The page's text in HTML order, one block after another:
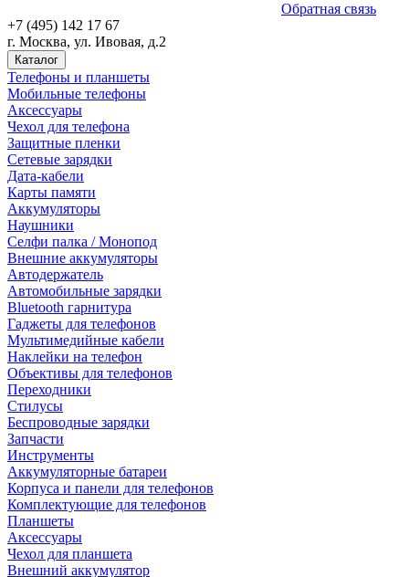
Обратная связь
+7 (495) 142 17 67
г. Москва, ул. Ивовая, д.2
Каталог
Телефоны и планшеты
Мобильные телефоны
Аксессуары
Чехол для телефона
Защитные пленки
Сетевые зарядки
Дата-кабели
Карты памяти
Аккумуляторы
Наушники
Селфи палка / Монопод
Внешние аккумуляторы
Автодержатель
Автомобильные зарядки
Bluetooth гарнитура
Гаджеты для телефонов
Мультимедийные кабели
Наклейки на телефон
Объективы для телефонов
Переходники
Стилусы
Беспроводные зарядки
Запчасти
Инструменты
Аккумуляторные батареи
Корпуса и панели для телефонов
Комплектующие для телефонов
Планшеты
Аксессуары
Чехол для планшета
Внешний аккумулятор